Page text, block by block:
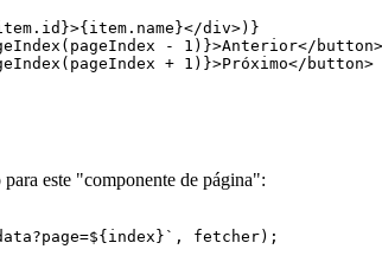
div>)}
(pageIndex - 1 )}>Anterior</ button>
(pageIndex + 1 )}>Próximo</ button>
este "componente de página":
index }` , fetcher);